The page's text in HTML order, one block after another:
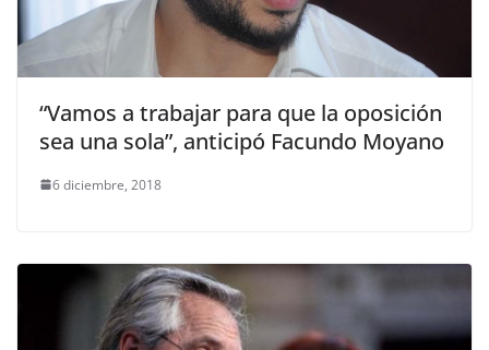
“Vamos a trabajar para que la oposición
sea una sola”, anticipó Facundo Moyano
6 diciembre, 2018